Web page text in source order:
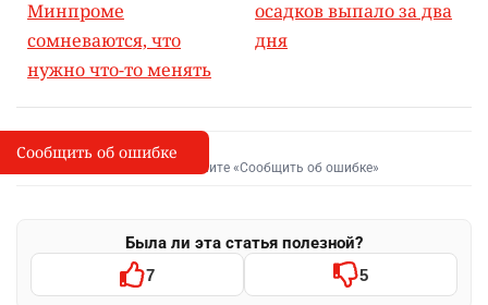
Минпроме
сомневаются, что
нужно что-то менять
осадков выпало за два
дня
I
Сообщить об опечатке
Выделите фрагмент и нажмите «Сообщить об ошибке»
Была ли эта статья полезной?
7 5
Сообщить об ошибке